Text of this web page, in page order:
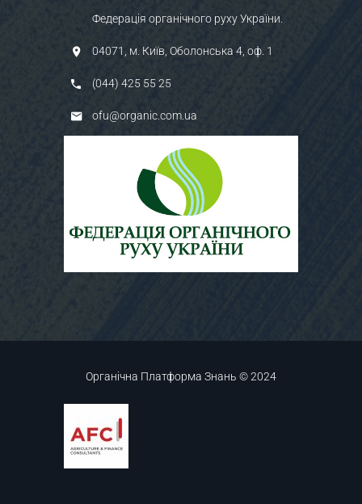
Федерація органічного руху України.
04071, м. Київ, Оболонська 4, оф. 1
(044) 425 55 25
ofu@organic.com.ua
Органічна Платформа Знань © 2024